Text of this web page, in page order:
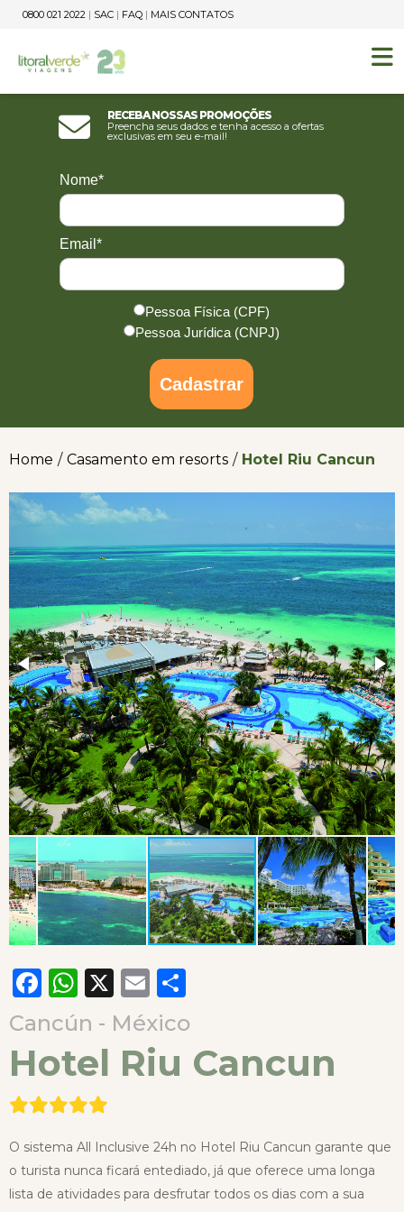
0800 021 2022 | SAC | FAQ | MAIS CONTATOS
Receba nossas promoções
Preencha seus dados e tenha acesso a ofertas
exclusivas em seu e-mail!
Nome*
Email*
Pessoa Física (CPF)
Pessoa Jurídica (CNPJ)
Cadastrar
Home / Casamento em resorts / Hotel Riu Cancun
Facebook
WhatsApp
X Email
Cancún - México
Hotel Riu Cancun
O sistema All Inclusive 24h no Hotel Riu Cancun garante que
o turista nunca ficará entediado, já que oferece uma longa
lista de atividades para desfrutar todos os dias com a sua